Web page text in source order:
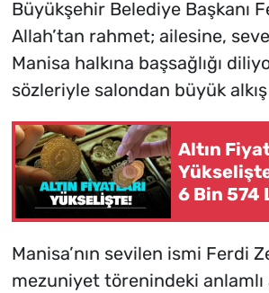
Büyükşehir Belediye Başkanı
Allah’tan rahmet; ailesine,
Manisa halkına başsağlığı
sözleriyle salondan büyük alkış
Altın
6 Bin 574
Manisa’nın sevilen ismi Ferdi
mezuniyet törenindeki